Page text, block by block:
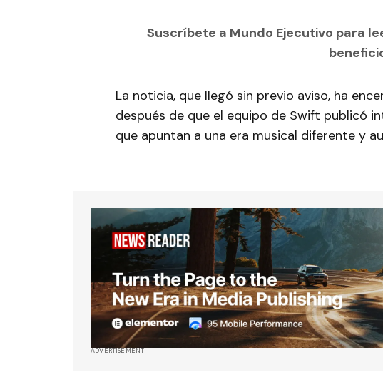
Suscríbete a Mundo Ejecutivo para
La noticia, que llegó sin previo aviso, ha
después de que el equipo de Swift publicó
que apuntan a una era musical diferente y
ADVERTISEMENT